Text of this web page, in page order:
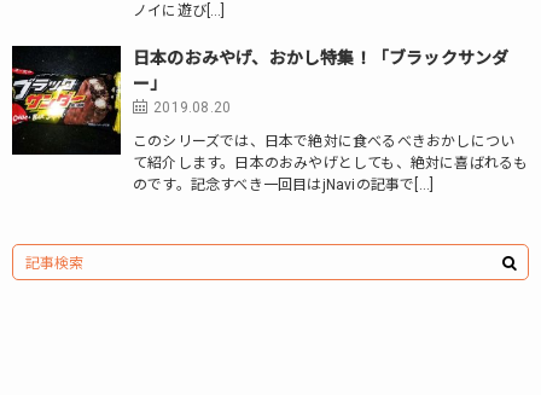
ノイに遊び[…]
日本のおみやげ、おかし特集！「ブラックサンダ
ー」
2019.08.20
このシリーズでは、日本で絶対に食べるべきおかしについ
て紹介します。日本のおみやげとしても、絶対に喜ばれるも
のです。記念すべき一回目はjNaviの記事で[…]